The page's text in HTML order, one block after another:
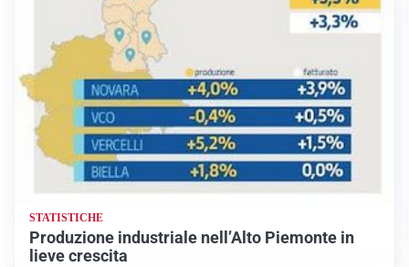
STATISTICHE
Produzione industriale nell’Alto Piemonte in
lieve crescita